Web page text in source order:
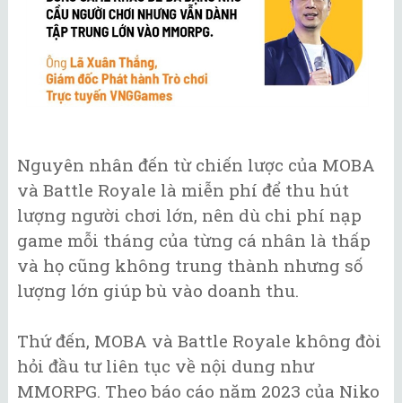
Nguyên nhân đến từ chiến lược của MOBA
và Battle Royale là miễn phí để thu hút
lượng người chơi lớn, nên dù chi phí nạp
game mỗi tháng của từng cá nhân là thấp
và họ cũng không trung thành nhưng số
lượng lớn giúp bù vào doanh thu.
Thứ đến, MOBA và Battle Royale không đòi
hỏi đầu tư liên tục về nội dung như
MMORPG. Theo báo cáo năm 2023 của Niko